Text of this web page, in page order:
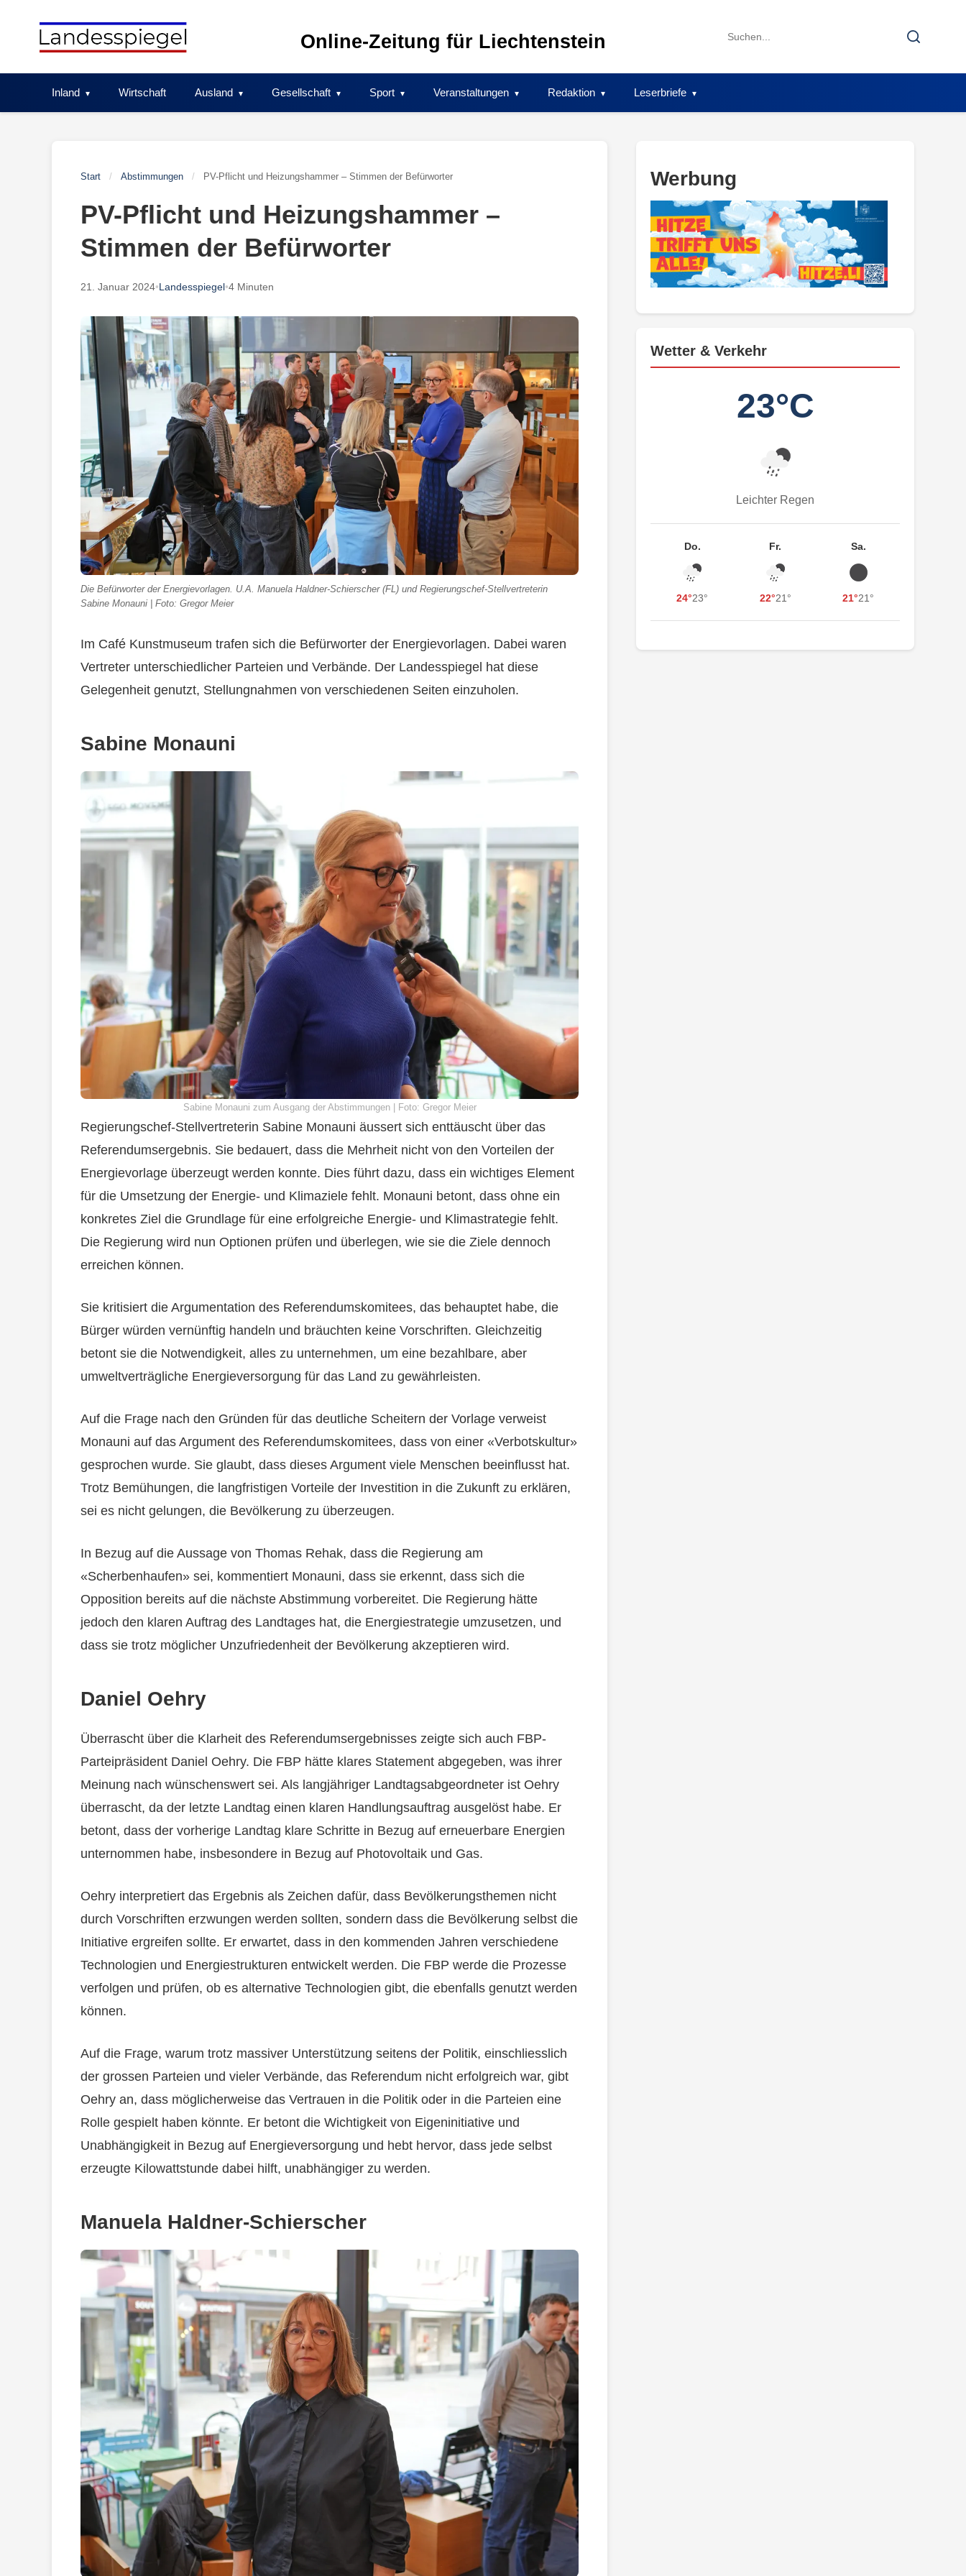
Online-Zeitung für Liechtenstein
Search
Search
Inland Wirtschaft Ausland Gesellschaft Sport Veranstaltungen Redaktion Leserbriefe
Start / Abstimmungen / PV-Pflicht und Heizungshammer – Stimmen der Befürworter
PV-Pflicht und Heizungshammer –
Stimmen der Befürworter
21. Januar 2024•Landesspiegel•4 Minuten
Die Befürworter der Energievorlagen. U.A. Manuela Haldner-Schierscher (FL) und Regierungschef-Stellvertreterin
Sabine Monauni | Foto: Gregor Meier
Im Café Kunstmuseum trafen sich die Befürworter der Energievorlagen. Dabei waren
Vertreter unterschiedlicher Parteien und Verbände. Der Landesspiegel hat diese
Gelegenheit genutzt, Stellungnahmen von verschiedenen Seiten einzuholen.
Sabine Monauni
Sabine Monauni zum Ausgang der Abstimmungen | Foto: Gregor Meier
Regierungschef-Stellvertreterin Sabine Monauni äussert sich enttäuscht über das
Referendumsergebnis. Sie bedauert, dass die Mehrheit nicht von den Vorteilen der
Energievorlage überzeugt werden konnte. Dies führt dazu, dass ein wichtiges Element
für die Umsetzung der Energie- und Klimaziele fehlt. Monauni betont, dass ohne ein
konkretes Ziel die Grundlage für eine erfolgreiche Energie- und Klimastrategie fehlt.
Die Regierung wird nun Optionen prüfen und überlegen, wie sie die Ziele dennoch
erreichen können.
Sie kritisiert die Argumentation des Referendumskomitees, das behauptet habe, die
Bürger würden vernünftig handeln und bräuchten keine Vorschriften. Gleichzeitig
betont sie die Notwendigkeit, alles zu unternehmen, um eine bezahlbare, aber
umweltverträgliche Energieversorgung für das Land zu gewährleisten.
Auf die Frage nach den Gründen für das deutliche Scheitern der Vorlage verweist
Monauni auf das Argument des Referendumskomitees, dass von einer «Verbotskultur»
gesprochen wurde. Sie glaubt, dass dieses Argument viele Menschen beeinflusst hat.
Trotz Bemühungen, die langfristigen Vorteile der Investition in die Zukunft zu erklären,
sei es nicht gelungen, die Bevölkerung zu überzeugen.
In Bezug auf die Aussage von Thomas Rehak, dass die Regierung am
«Scherbenhaufen» sei, kommentiert Monauni, dass sie erkennt, dass sich die
Opposition bereits auf die nächste Abstimmung vorbereitet. Die Regierung hätte
jedoch den klaren Auftrag des Landtages hat, die Energiestrategie umzusetzen, und
dass sie trotz möglicher Unzufriedenheit der Bevölkerung akzeptieren wird.
Daniel Oehry
Überrascht über die Klarheit des Referendumsergebnisses zeigte sich auch FBP-
Parteipräsident Daniel Oehry. Die FBP hätte klares Statement abgegeben, was ihrer
Meinung nach wünschenswert sei. Als langjähriger Landtagsabgeordneter ist Oehry
überrascht, da der letzte Landtag einen klaren Handlungsauftrag ausgelöst habe. Er
betont, dass der vorherige Landtag klare Schritte in Bezug auf erneuerbare Energien
unternommen habe, insbesondere in Bezug auf Photovoltaik und Gas.
Oehry interpretiert das Ergebnis als Zeichen dafür, dass Bevölkerungsthemen nicht
durch Vorschriften erzwungen werden sollten, sondern dass die Bevölkerung selbst die
Initiative ergreifen sollte. Er erwartet, dass in den kommenden Jahren verschiedene
Technologien und Energiestrukturen entwickelt werden. Die FBP werde die Prozesse
verfolgen und prüfen, ob es alternative Technologien gibt, die ebenfalls genutzt werden
können.
Auf die Frage, warum trotz massiver Unterstützung seitens der Politik, einschliesslich
der grossen Parteien und vieler Verbände, das Referendum nicht erfolgreich war, gibt
Oehry an, dass möglicherweise das Vertrauen in die Politik oder in die Parteien eine
Rolle gespielt haben könnte. Er betont die Wichtigkeit von Eigeninitiative und
Unabhängigkeit in Bezug auf Energieversorgung und hebt hervor, dass jede selbst
erzeugte Kilowattstunde dabei hilft, unabhängiger zu werden.
Manuela Haldner-Schierscher
Werbung
Wetter & Verkehr
23°C
Leichter Regen
Do.
24°23°
Fr.
22°21°
Sa.
21°21°